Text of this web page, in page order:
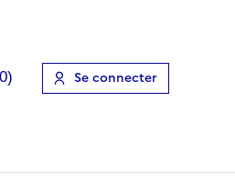
Se connecter